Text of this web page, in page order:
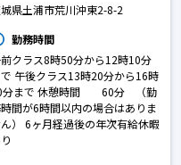
県土浦市荒川沖東2-8-2
勤務時間
クラス8時50分から12時10分
で 午後クラス13時20分から16時
分まで 休憩時間 60分 （勤
間が6時間以内の場合はありま
） 6ヶ月経過後の年次有給休暇